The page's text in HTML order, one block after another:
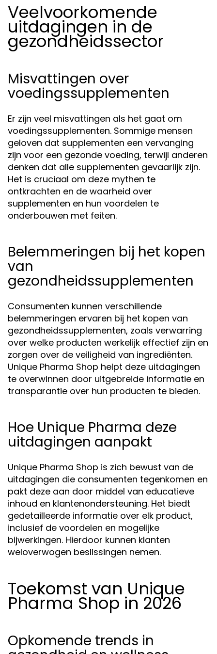
Veelvoorkomende
uitdagingen in de
gezondheidssector
Misvattingen over
voedingssupplementen
Er zijn veel misvattingen als het gaat om
voedingssupplementen. Sommige mensen
geloven dat supplementen een vervanging
zijn voor een gezonde voeding, terwijl anderen
denken dat alle supplementen gevaarlijk zijn.
Het is cruciaal om deze mythen te
ontkrachten en de waarheid over
supplementen en hun voordelen te
onderbouwen met feiten.
Belemmeringen bij het kopen
van
gezondheidssupplementen
Consumenten kunnen verschillende
belemmeringen ervaren bij het kopen van
gezondheidssupplementen, zoals verwarring
over welke producten werkelijk effectief zijn en
zorgen over de veiligheid van ingrediënten.
Unique Pharma Shop helpt deze uitdagingen
te overwinnen door uitgebreide informatie en
transparantie over hun producten te bieden.
Hoe Unique Pharma deze
uitdagingen aanpakt
Unique Pharma Shop is zich bewust van de
uitdagingen die consumenten tegenkomen en
pakt deze aan door middel van educatieve
inhoud en klantenondersteuning. Het biedt
gedetailleerde informatie over elk product,
inclusief de voordelen en mogelijke
bijwerkingen. Hierdoor kunnen klanten
weloverwogen beslissingen nemen.
Toekomst van Unique
Pharma Shop in 2026
Opkomende trends in